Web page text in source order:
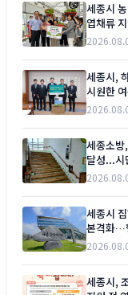
세종시
엽채류
세종시,
시원한
세종소방
달성...시
발해
세종시
본격화…
세종시,